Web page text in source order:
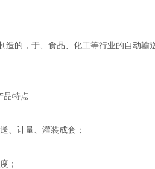
造的，于、食品、化工等行业的自动
品特点
、计量、灌装成套；
；